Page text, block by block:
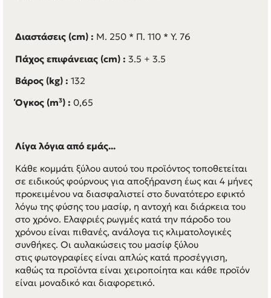
Διαστάσεις (cm) : Μ. 250 * Π. 110 * Υ. 76
Πάχος επιφάνειας (cm) : 3.5 + 3.5
Βάρος (kg) : 132
Όγκος (m³) : 0,65
Λίγα λόγια από εμάς...
Κάθε κομμάτι ξύλου αυτού του προϊόντος τοποθετείται
σε ειδικούς φούρνους για αποξήρανση έως και 4 μήνες
προκειμένου να διασφαλιστεί στο δυνατότερο εφικτό
λόγω της φύσης του μασίφ, η αντοχή και διάρκεια του
στο χρόνο. Ελαφριές ρωγμές κατά την πάροδο του
χρόνου είναι πιθανές, ανάλογα τις κλιματολογικές
συνθήκες. Οι αυλακώσεις του μασίφ ξύλου
στις φωτογραφίες είναι απλώς κατά προσέγγιση,
καθώς τα προϊόντα είναι χειροποίητα και κάθε προϊόν
είναι μοναδικό και διαφορετικό.